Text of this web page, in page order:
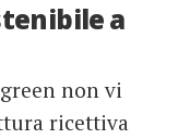
a
non vi
ricettiva